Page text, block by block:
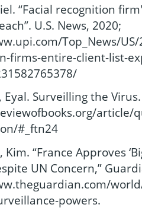
“Facial recognition
U.S. News, 2020;
Top_News/
firms-entire-client-list-
Eyal. Surveilling the
article/
#_ftn24
Kim. “France Approves
UN Concern,”
powers.